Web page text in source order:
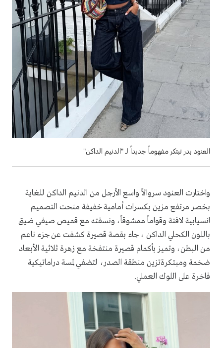
العنود بدر تبتكر مفهوماً جديداً لـ "الدنيم الداكن"
واختارت العنود سروالاً واسع الأرجل من الدنيم الداكن للغاية
بخصر مرتفع مزين بكسرات أمامية خفيفة منحت التصميم
انسيابية لافتة وقواماً ممشوقاً، ونسقته مع قميص صيفي ضيق
باللون الكحلي الداكن ، جاء بقصة قصيرة كشفت عن جزء ناعم
من البطن، وتميز بأكمام قصيرة منتفخة مع زهرة ثلاثية الأبعاد
ضخمة ومبتكرةتزين منطقة الصدر، لتضفي لمسة دراماتيكية
فاخرة على اللوك العملي.